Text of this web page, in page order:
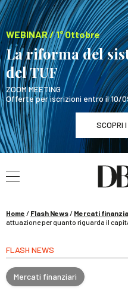
WEBINAR / 1° Ottobre
La riforma del
del TUF
ZOOM MEETING
Offerte per iscrizioni entro il 10/
SCOPRI
WEBINAR /
La riforma del sistema
Home / Flash News/ Mercati
attuazione per quanto riguarda il
FLASH NEWS
Mercati finanziari